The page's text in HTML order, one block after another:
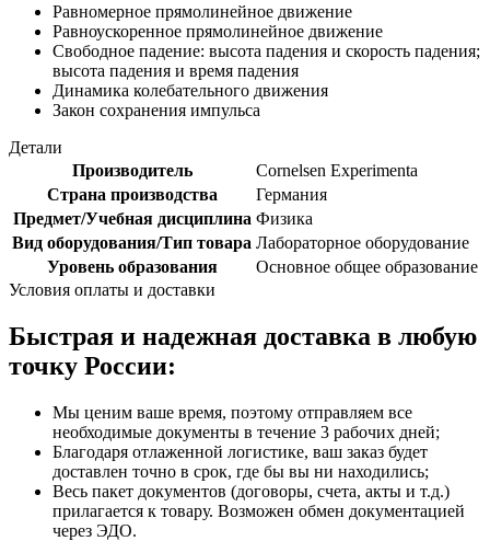
Равномерное прямолинейное движение
Равноускоренное прямолинейное движение
Свободное падение: высота падения и скорость падения;
высота падения и время падения
Динамика колебательного движения
Закон сохранения импульса
Детали
Производитель
Cornelsen Experimenta
Страна производства
Германия
Предмет/Учебная дисциплина Физика
Вид оборудования/Тип товара Лабораторное оборудование
Уровень образования
Основное общее образование
Условия оплаты и доставки
Быстрая и надежная доставка в любую
точку России:
Мы ценим ваше время, поэтому отправляем все
необходимые документы в течение 3 рабочих дней;
Благодаря отлаженной логистике, ваш заказ будет
доставлен точно в срок, где бы вы ни находились;
Весь пакет документов (договоры, счета, акты и т.д.)
прилагается к товару. Возможен обмен документацией
через ЭДО.